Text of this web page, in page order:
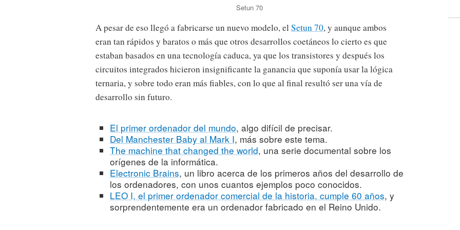
Setun 70
A pesar de eso llegó a fabricarse un nuevo modelo, elSetun 70, y aunque ambos
eran tan rápidos y baratos o más que otros desarrollos coetáneos lo cierto es que
estaban basados en una tecnología caduca, ya que los transistores y después los
circuitos integrados hicieron insignificante la ganancia que suponía usar la lógica
ternaria, y sobre todo eran más fiables, con lo que al final resultó ser una vía de
desarrollo sin futuro.
El primer ordenador del mundo, algo difícil de precisar.
Del Manchester Baby al Mark I, más sobre este tema.
The machine that changed the world, una serie documental sobre los
orígenes de la informática.
Electronic Brains, un libro acerca de los primeros años del desarrollo de
los ordenadores, con unos cuantos ejemplos poco conocidos.
LEO I, el primer ordenador comercial de la historia, cumple 60 años, y
sorprendentemente era un ordenador fabricado en el Reino Unido.